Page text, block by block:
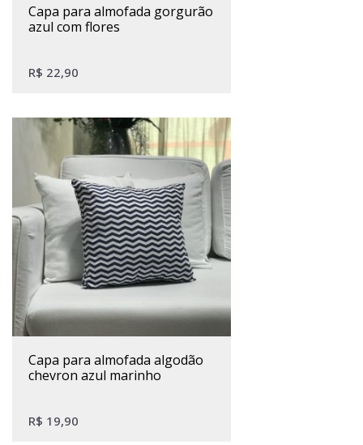
capa para almofada gorgurão
azul com flores
R$ 22,90
capa para almofada algodão
chevron azul marinho
R$ 19,90